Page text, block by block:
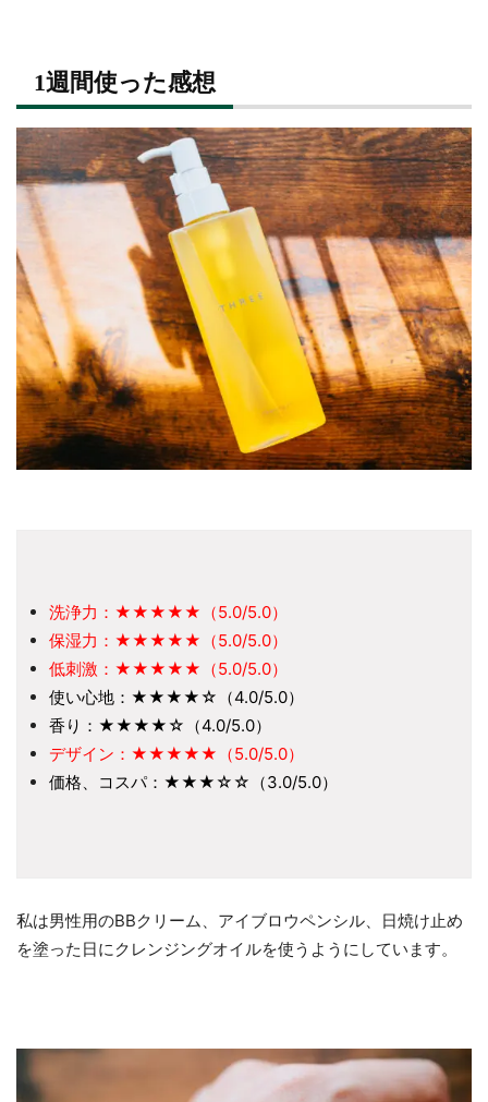
1週間使った感想
洗浄力：★★★★★（5.0/5.0）
保湿力：★★★★★（5.0/5.0）
低刺激：★★★★★（5.0/5.0）
使い心地：★★★★☆（4.0/5.0）
香り：★★★★☆（4.0/5.0）
デザイン：★★★★★（5.0/5.0）
価格、コスパ：★★★☆☆（3.0/5.0）
私は男性用のBBクリーム、アイブロウペンシル、日焼け止め
を塗った日にクレンジングオイルを使うようにしています。